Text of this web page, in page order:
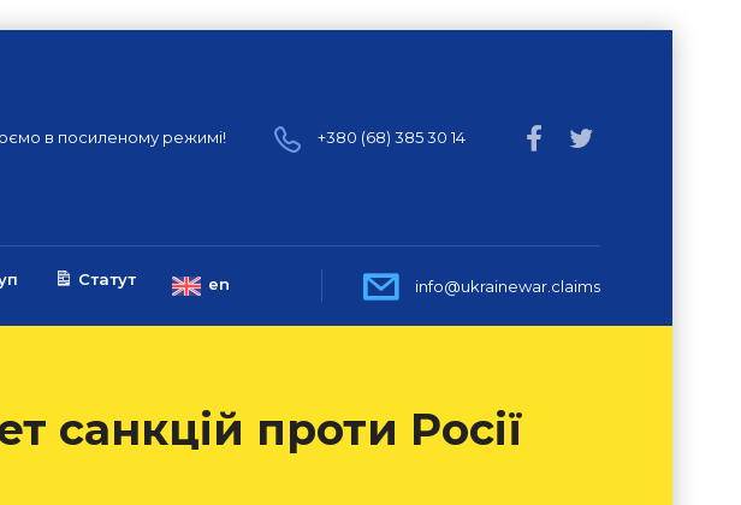
в посиленому режимі! +380 (68) 385 30 14
Статут en info@ukrainewar.claims
санкцій проти Росії